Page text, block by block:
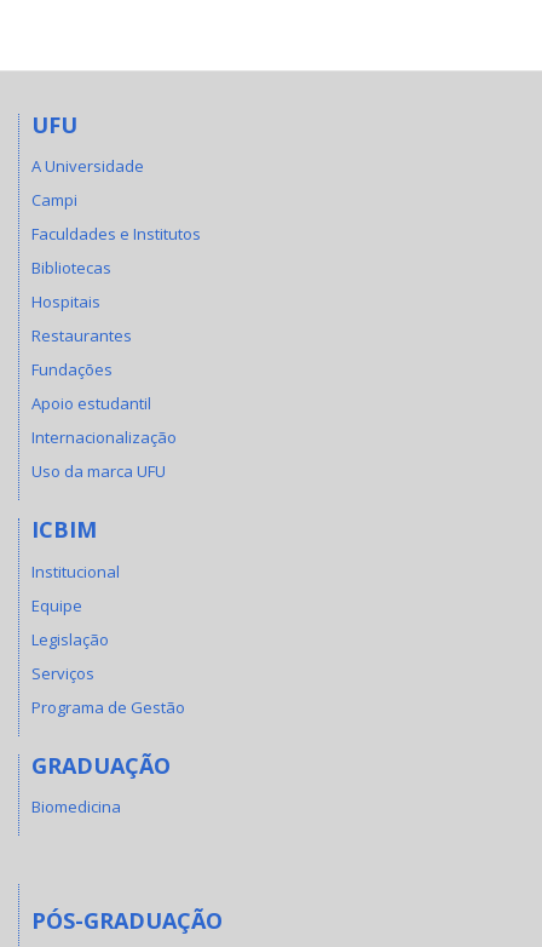
UFU
A Universidade
Campi
Faculdades e Institutos
Bibliotecas
Hospitais
Restaurantes
Fundações
Apoio estudantil
Internacionalização
Uso da marca UFU
ICBIM
Institucional
Equipe
Legislação
Serviços
Programa de Gestão
GRADUAÇÃO
Biomedicina
PÓS-GRADUAÇÃO